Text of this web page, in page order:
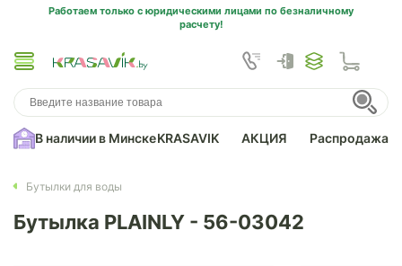
Работаем только с юридическими лицами по безналичному
расчету!
В наличии в МинскеKRASAVIK АКЦИЯ Распродажа
Бутылки для воды
Бутылка PLAINLY - 56-03042